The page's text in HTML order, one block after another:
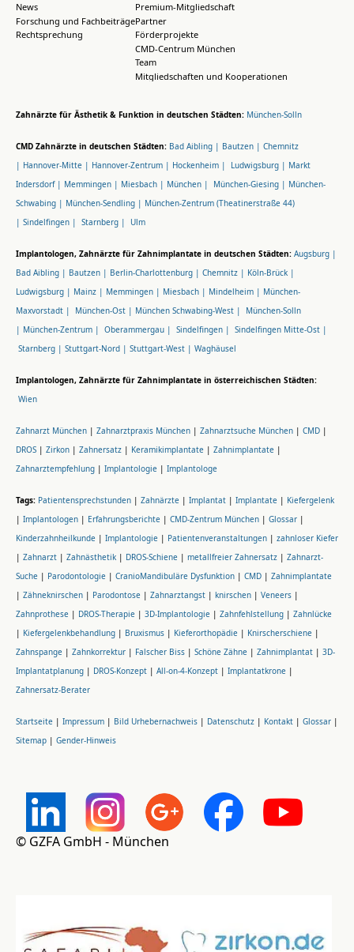
News
Forschung und Fachbeiträge
Rechtsprechung
Premium-Mitgliedschaft
Partner
Förderprojekte
CMD-Centrum München
Team
Mitgliedschaften und Kooperationen
Zahnärzte für Ästhetik & Funktion in deutschen Städten: München-Solln
CMD Zahnärzte in deutschen Städten: Bad Aibling | Bautzen | Chemnitz
| Hannover-Mitte | Hannover-Zentrum | Hockenheim | Ludwigsburg | Markt
Indersdorf | Memmingen | Miesbach | München | München-Giesing | München-
Schwabing | München-Sendling | München-Zentrum (Theatinerstraße 44)
| Sindelfingen | Starnberg | Ulm
Implantologen, Zahnärzte für Zahnimplantate in deutschen Städten: Augsburg |
Bad Aibling | Bautzen | Berlin-Charlottenburg | Chemnitz | Köln-Brück |
Ludwigsburg | Mainz | Memmingen | Miesbach | Mindelheim | München-
Maxvorstadt |
München-Ost | München Schwabing-West |
München-Solln
| München-Zentrum | Oberammergau | Sindelfingen | Sindelfingen Mitte-Ost |
Starnberg | Stuttgart-Nord | Stuttgart-West | Waghäusel
Implantologen, Zahnärzte für Zahnimplantate in österreichischen Städten:
Wien
Zahnarzt München | Zahnarztpraxis München | Zahnarztsuche München | CMD |
DROS | Zirkon | Zahnersatz | Keramikimplantate | Zahnimplantate |
Zahnarztempfehlung | Implantologie | Implantologe
Tags: Patientensprechstunden | Zahnärzte | Implantat | Implantate | Kiefergelenk
| Implantologen | Erfahrungsberichte | CMD-Zentrum München | Glossar |
Kinderzahnheilkunde | Implantologie | Patientenveranstaltungen | zahnloser Kiefer
| Zahnarzt | Zahnästhetik | DROS-Schiene | metallfreier Zahnersatz | Zahnarzt-
Suche | Parodontologie | CranioMandibuläre Dysfunktion | CMD | Zahnimplantate
| Zähneknirschen | Parodontose | Zahnarztangst | knirschen | Veneers |
Zahnprothese | DROS-Therapie | 3D-Implantologie | Zahnfehlstellung | Zahnlücke
| Kiefergelenkbehandlung | Bruxismus | Kieferorthopädie | Knirscherschiene |
Zahnspange | Zahnkorrektur | Falscher Biss | Schöne Zähne | Zahnimplantat | 3D-
Implantatplanung | DROS-Konzept | All-on-4-Konzept | Implantatkrone |
Zahnersatz-Berater
Startseite | Impressum | Bild Urhebernachweis | Datenschutz | Kontakt | Glossar |
Sitemap | Gender-Hinweis
© GZFA GmbH - München